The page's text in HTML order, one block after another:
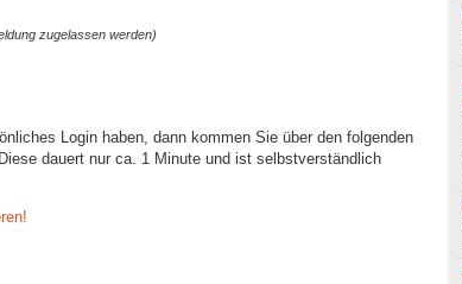
zugelassen werden)
Login haben, dann kommen Sie über den folgenden
dauert nur ca. 1 Minute und ist selbstverständlich